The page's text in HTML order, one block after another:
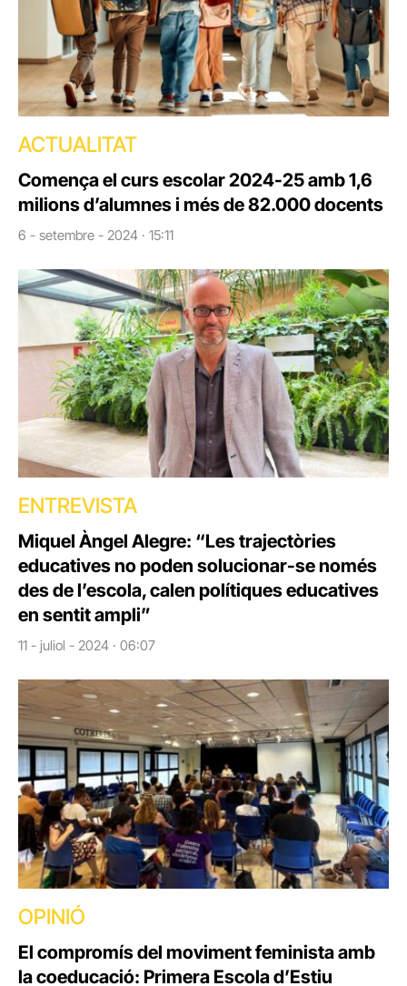
ACTUALITAT
Comença el curs escolar 2024-25 amb 1,6
milions d’alumnes i més de 82.000 docents
6 - setembre - 2024 · 15:11
ENTREVISTA
Miquel Àngel Alegre: “Les trajectòries
educatives no poden solucionar-se només
des de l’escola, calen polítiques educatives
en sentit ampli”
11 - juliol - 2024 · 06:07
OPINIÓ
El compromís del moviment feminista amb
la coeducació: Primera Escola d’Estiu